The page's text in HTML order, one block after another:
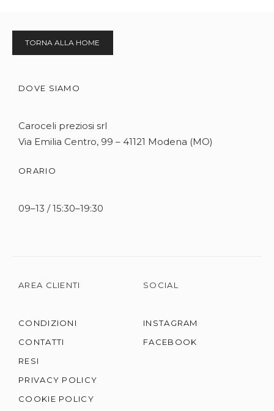
TORNA ALLA HOME
DOVE SIAMO
Caroceli preziosi srl
Via Emilia Centro, 99 – 41121 Modena (MO)
ORARIO
09–13 / 15:30–19:30
AREA CLIENTI
CONDIZIONI
CONTATTI
RESI
PRIVACY POLICY
COOKIE POLICY
SOCIAL
INSTAGRAM
FACEBOOK